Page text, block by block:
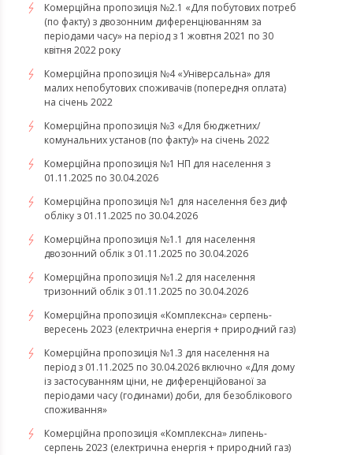
Комерційна пропозиція №2.1 «Для побутових потреб
(по факту) з двозонним диференціюванням за
періодами часу» на період з 1 жовтня 2021 по 30
квітня 2022 року
Комерційна пропозиція №4 «Універсальна» для
малих непобутових споживачів (попередня оплата)
на січень 2022
Комерційна пропозиція №3 «Для бюджетних/
комунальних установ (по факту)» на січень 2022
Комерційна пропозиція №1 НП для населення з
01.11.2025 по 30.04.2026
Комерційна пропозиція №1 для населення без диф
обліку з 01.11.2025 по 30.04.2026
Комерційна пропозиція №1.1 для населення
двозонний облік з 01.11.2025 по 30.04.2026
Комерційна пропозиція №1.2 для населення
тризонний облік з 01.11.2025 по 30.04.2026
​​​​​​​Комерційна пропозиція «Комплексна» серпень-
вересень 2023 (електрична енергія + природний газ)
Комерційна пропозиція №1.3 для населення на
період з 01.11.2025 по 30.04.2026 включно «Для дому
із застосуванням ціни, не диференційованої за
періодами часу (годинами) доби, для безоблікового
споживання»
​​​​​​​Комерційна пропозиція «Комплексна» липень-
серпень 2023 (електрична енергія + природний газ)